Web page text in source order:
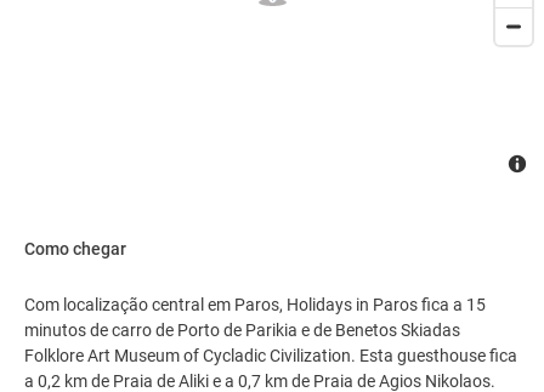
Como chegar
Com localização central em Paros, Holidays in Paros fica a 15
minutos de carro de Porto de Parikia e de Benetos Skiadas
Folklore Art Museum of Cycladic Civilization. Esta guesthouse fica
a 0,2 km de Praia de Aliki e a 0,7 km de Praia de Agios Nikolaos.